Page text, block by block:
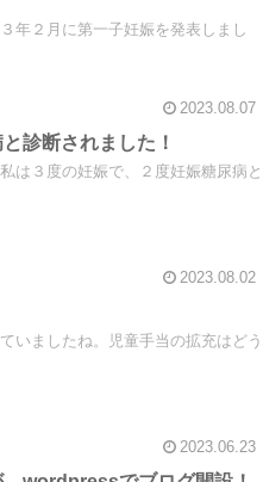
年２月に第一子妊娠を発表しまし
2023.08.07
診断されました！
は３度の妊娠で、２度妊娠糖尿病と
2023.08.02
いましたね。児童手当の拡充はどう
2023.06.23